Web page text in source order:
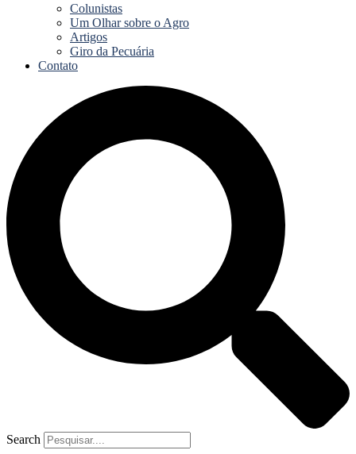
Colunistas
Um Olhar sobre o Agro
Artigos
Giro da Pecuária
Contato
Search